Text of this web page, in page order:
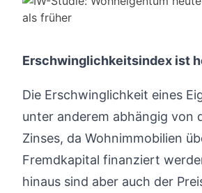
Erschwinglichkeitsindex ist
Die Erschwinglichkeit eines
unter anderem abhängig von
Zinses, da Wohnimmobilien
Fremdkapital finanziert
hinaus sind aber auch der